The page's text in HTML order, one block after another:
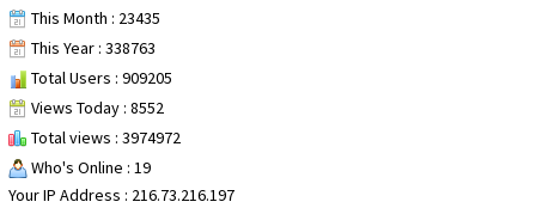
This Month : 23435
This Year : 338763
Total Users : 909205
Views Today : 8552
Total views : 3974972
Who's Online : 19
Your IP Address : 216.73.216.197